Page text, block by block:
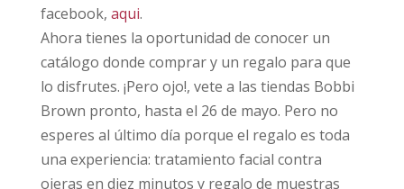
facebook, aqui.
Ahora tienes la oportunidad de conocer un
catálogo donde comprar y un regalo para que
lo disfrutes. ¡Pero ojo!, vete a las tiendas Bobbi
Brown pronto, hasta el 26 de mayo. Pero no
esperes al último día porque el regalo es toda
una experiencia: tratamiento facial contra
ojeras en diez minutos y regalo de muestras